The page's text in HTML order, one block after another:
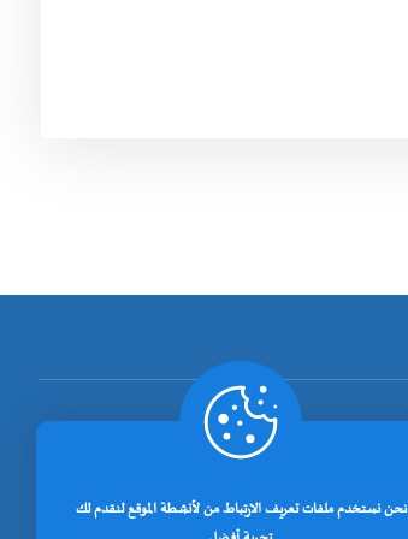
[rano_page_total]
نحن نستخدم ملفات تعريف الارتباط من لأنشطة الموقع لنقدم لك